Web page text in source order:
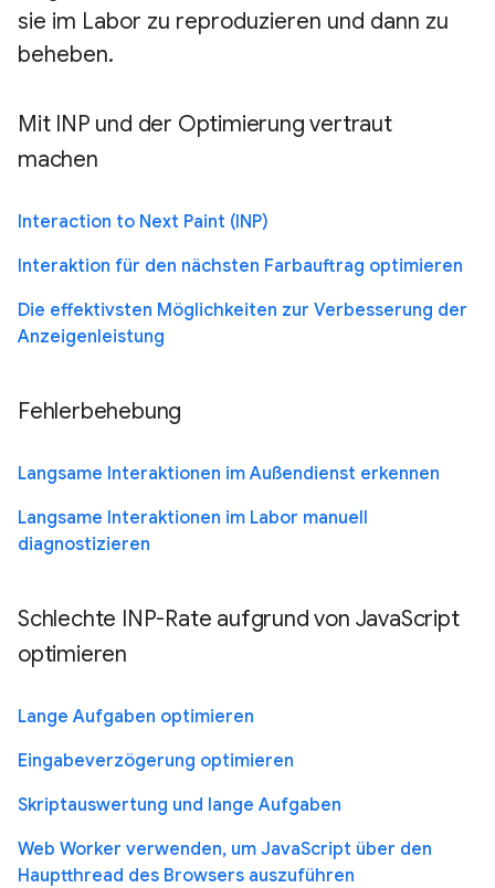
sie im Labor zu reproduzieren und dann zu
beheben.
Mit INP und der Optimierung vertraut
machen
Interaction to Next Paint (INP)
Interaktion für den nächsten Farbauftrag optimieren
Die effektivsten Möglichkeiten zur Verbesserung der
Anzeigenleistung
Fehlerbehebung
Langsame Interaktionen im Außendienst erkennen
Langsame Interaktionen im Labor manuell
diagnostizieren
Schlechte INP-Rate aufgrund von JavaScript
optimieren
Lange Aufgaben optimieren
Eingabeverzögerung optimieren
Skriptauswertung und lange Aufgaben
Web Worker verwenden, um JavaScript über den
Hauptthread des Browsers auszuführen